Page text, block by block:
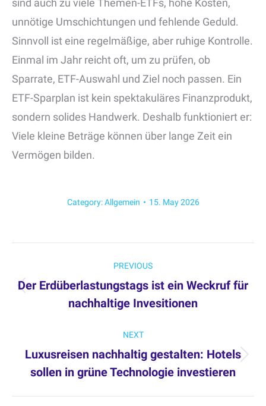
sind auch zu viele Themen-ETFs, hohe Kosten,
unnötige Umschichtungen und fehlende Geduld.
Sinnvoll ist eine regelmäßige, aber ruhige Kontrolle.
Einmal im Jahr reicht oft, um zu prüfen, ob
Sparrate, ETF-Auswahl und Ziel noch passen. Ein
ETF-Sparplan ist kein spektakuläres Finanzprodukt,
sondern solides Handwerk. Deshalb funktioniert er:
Viele kleine Beträge können über lange Zeit ein
Vermögen bilden.
Category:Allgemein 15. May 2026
navigation
PREVIOUS
Previous
Der Erdüberlastungstags ist ein Weckruf für
nachhaltige Invesitionen
NEXT
Next
Luxusreisen nachhaltig gestalten: Hotels
sollen in grüne Technologie investieren